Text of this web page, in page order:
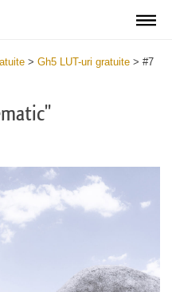
> Gh5 LUT-uri gratuite > #7